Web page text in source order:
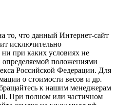
то, что данный Интернет-сайт
исключительно
при каких условиях не
определяемой положениями
Российской Федерации. Для
о стоимости весов и др.
к нашим менеджерам
При полном или частичном